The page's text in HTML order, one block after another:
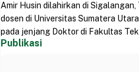
Amir Husin dilahirkan di
dosen di Universitas Sumatera
pada jenjang Doktor di Fakultas
Publikasi